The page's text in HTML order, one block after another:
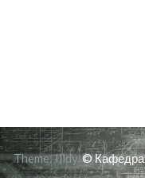
Theme:Illdy.© Кафедра